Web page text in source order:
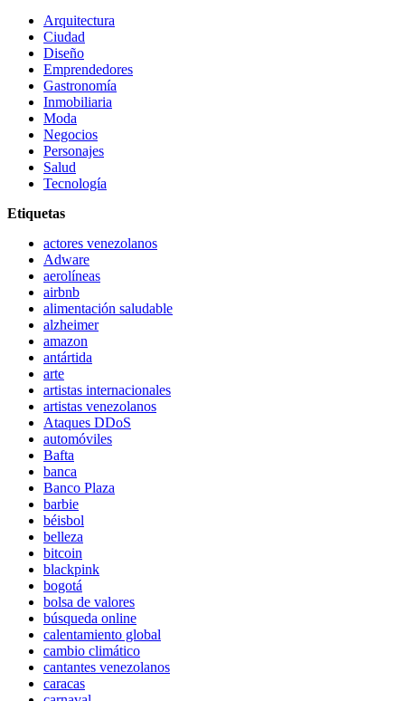
Arquitectura
Ciudad
Diseño
Emprendedores
Gastronomía
Inmobiliaria
Moda
Negocios
Personajes
Salud
Tecnología
Etiquetas
actores venezolanos
Adware
aerolíneas
airbnb
alimentación saludable
alzheimer
amazon
antártida
arte
artistas internacionales
artistas venezolanos
Ataques DDoS
automóviles
Bafta
banca
Banco Plaza
barbie
béisbol
belleza
bitcoin
blackpink
bogotá
bolsa de valores
búsqueda online
calentamiento global
cambio climático
cantantes venezolanos
caracas